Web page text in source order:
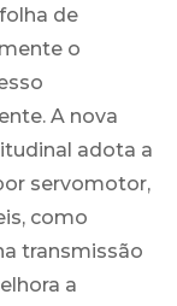
de
o
A nova
adota a
servomotor,
como
transmissão
a